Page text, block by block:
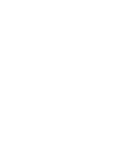
da MERGE
hiper-
las.